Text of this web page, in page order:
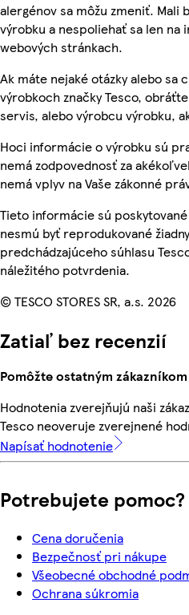
alergénov sa môžu zmeniť.
výrobku a nespoliehať sa len
webových stránkach.
Ak máte nejaké otázky alebo
výrobkoch značky Tesco,
servis, alebo výrobcu výrobku,
Hoci informácie o výrobku sú
nemá zodpovednosť za
nemá vplyv na Vaše zákonné
Tieto informácie sú
nesmú byť reprodukované
predchádzajúceho súhlasu
náležitého potvrdenia.
© TESCO STORES SR, a.s. 2026
Zatiaľ bez recenzií
Pomôžte ostatným zákazníkom
Hodnotenia zverejňujú naši
Tesco neoveruje zverejnené
Napísať hodnotenie
Potrebujete pomoc?
Cena doručenia
Bezpečnosť pri nákupe
Všeobecné obchodné
Ochrana súkromia